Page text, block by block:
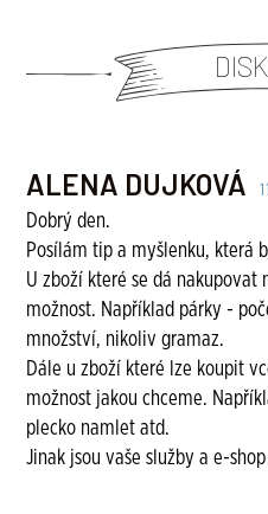
ALENA DUJKOVÁ
Dobrý den.
Posílám tip a myšlenku, která
U zboží které se dá
možnost. Například párky -
množství, nikoliv gramaz.
Dále u zboží které lze koupit
možnost jakou chceme.
plecko namlet atd.
Jinak jsou vaše služby a e-